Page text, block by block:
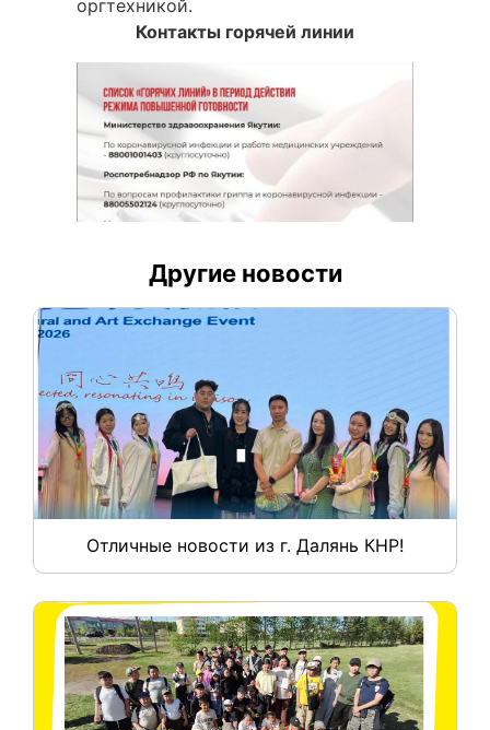
оргтехникой.
Контакты горячей линии
Другие новости
Отличные новости из г. Далянь КНР!